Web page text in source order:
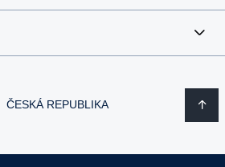
ČESKÁ REPUBLIKA